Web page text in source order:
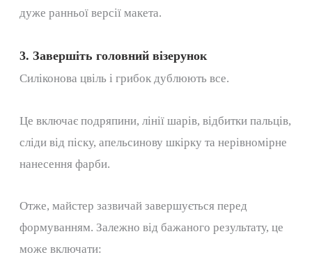
дуже ранньої версії макета.
3. Завершіть головний візерунок
Силіконова цвіль і грибок дублюють все.
Це включає подряпини, лінії шарів, відбитки пальців,
сліди від піску, апельсинову шкірку та нерівномірне
нанесення фарби.
Отже, майстер зазвичай завершується перед
формуванням. Залежно від бажаного результату, це
може включати: